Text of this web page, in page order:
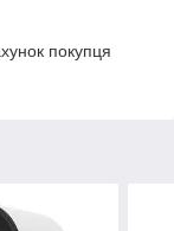
покупця